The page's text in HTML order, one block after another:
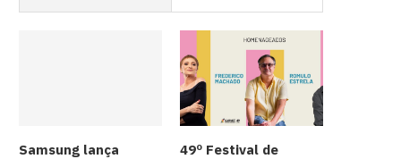
Samsung lança
49º Festival de